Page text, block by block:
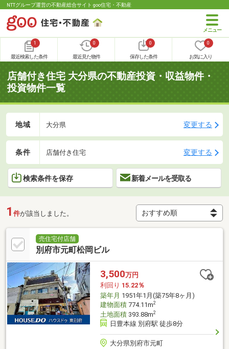
NTTグループ運営の不動産総合サイト goo住宅・不動産
1
最近検索した条件
0
最近見た物件
0
保存した条件
0
お気に入り
店舗付き住宅 大分県の不動産投資・収益物件・
投資物件一覧
地域 大分県 変更する
条件 店舗付き住宅 変更する
検索条件を保存 新着メールを受取る
1 件が該当しました。
売住宅付店舗
別府市元町松岡ビル
3,500万円
利回り 15.22％
築年月 1951年1月(築75年8ヶ月)
建物面積774.11m2
土地面積393.88m2
日豊本線 別府駅 徒歩8分
大分県別府市元町